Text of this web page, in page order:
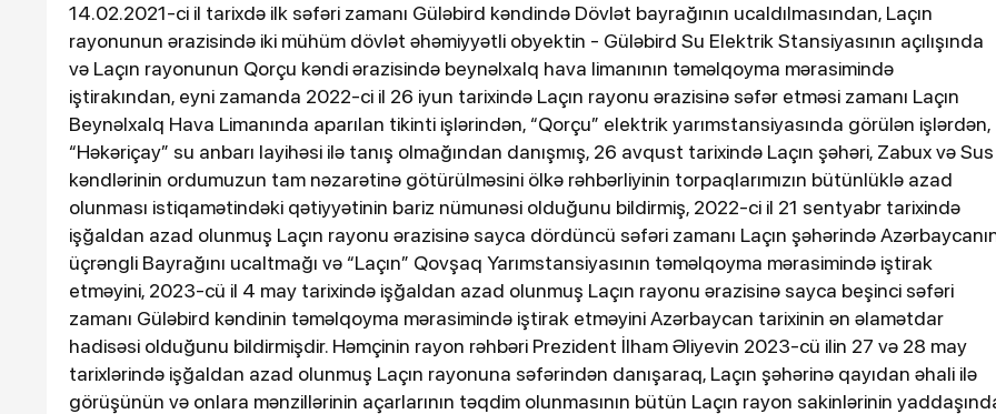
14.02.2021-ci il tarixdə ilk səfəri zamanı Güləbird kəndində Dövlət bayrağının ucaldılmasından, Laçın
rayonunun ərazisində iki mühüm dövlət əhəmiyyətli obyektin - Güləbird Su Elektrik Stansiyasının açılışında
və Laçın rayonunun Qorçu kəndi ərazisində beynəlxalq hava limanının təməlqoyma mərasimində
iştirakından, eyni zamanda 2022-ci il 26 iyun tarixində Laçın rayonu ərazisinə səfər etməsi zamanı Laçın
Beynəlxalq Hava Limanında aparılan tikinti işlərindən, “Qorçu” elektrik yarımstansiyasında görülən işlərdən,
“Həkəriçay” su anbarı layihəsi ilə tanış olmağından danışmış, 26 avqust tarixində Laçın şəhəri, Zabux və Sus
kəndlərinin ordumuzun tam nəzarətinə götürülməsini ölkə rəhbərliyinin torpaqlarımızın bütünlüklə azad
olunması istiqamətindəki qətiyyətinin bariz nümunəsi olduğunu bildirmiş, 2022-ci il 21 sentyabr tarixində
işğaldan azad olunmuş Laçın rayonu ərazisinə sayca dördüncü səfəri zamanı Laçın şəhərində
üçrəngli Bayrağını ucaltmağı və “Laçın” Qovşaq Yarımstansiyasının təməlqoyma mərasimində iştirak
etməyini, 2023-cü il 4 may tarixində işğaldan azad olunmuş Laçın rayonu ərazisinə sayca beşinci səfəri
zamanı Güləbird kəndinin təməlqoyma mərasimində iştirak etməyini Azərbaycan tarixinin ən əlamətdar
hadisəsi olduğunu bildirmişdir. Həmçinin rayon rəhbəri Prezident İlham Əliyevin 2023-cü ilin 27 və 28 may
tarixlərində işğaldan azad olunmuş Laçın rayonuna səfərindən danışaraq, Laçın şəhərinə qayıdan əhali ilə
görüşünün və onlara mənzillərinin açarlarının təqdim olunmasının bütün Laçın rayon sakinlərinin
19-12-2025, 20:45
Samvel Babayan "AnewZ”un
filmində
24-07-2026, 13:58
İrəvan Teatrının yeni direktoru
kimdir? - DOSYE